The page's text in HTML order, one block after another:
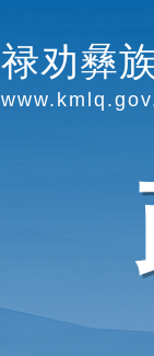
禄劝彝